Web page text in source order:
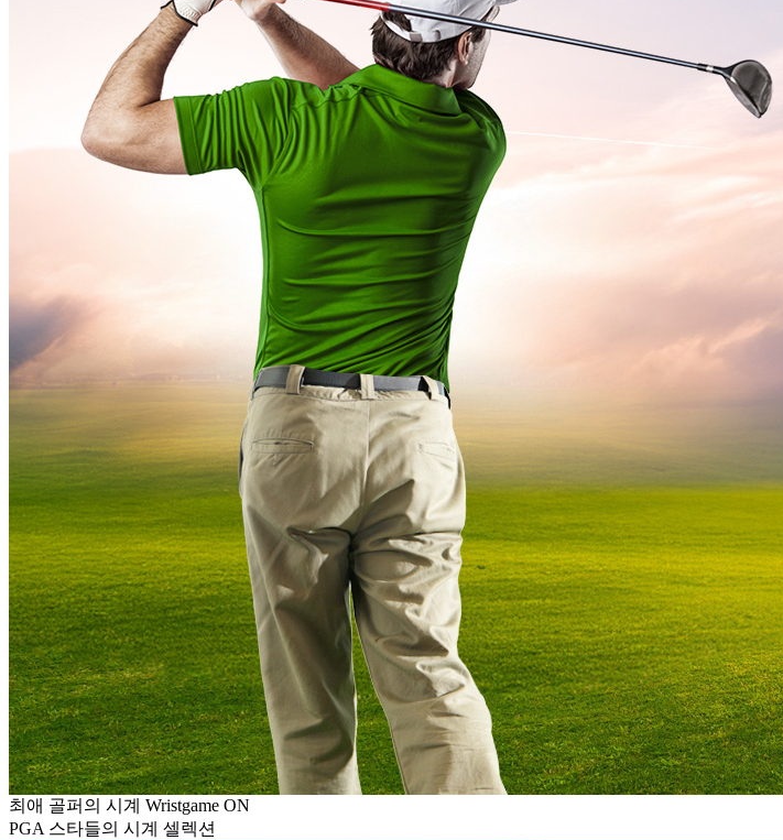
최애 골퍼의 시계 Wristgame ON
PGA 스타들의 시계 셀렉션